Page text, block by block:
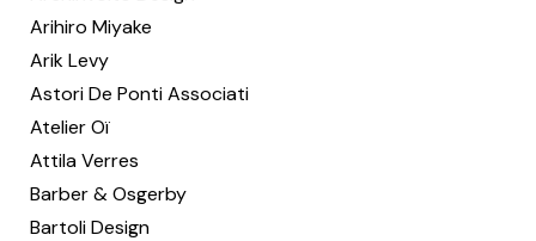
Arihiro Miyake
Arik Levy
Astori De Ponti Associati
Atelier Oï
Attila Verres
Barber & Osgerby
Bartoli Design